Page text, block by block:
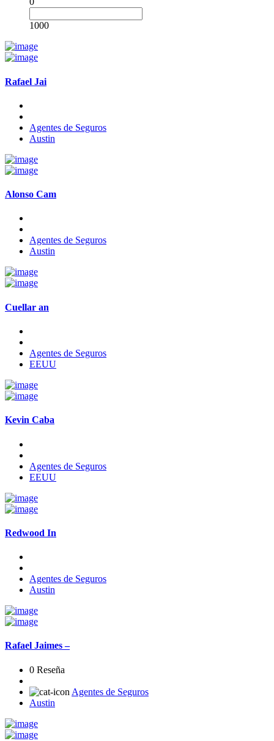
1000
Rafael Jai
Agentes de Seguros
Austin
Alonso Cam
Agentes de Seguros
Austin
Cuellar an
Agentes de Seguros
EEUU
Kevin Caba
Agentes de Seguros
EEUU
Redwood In
Agentes de Seguros
Austin
Rafael Jaimes –
0 Reseña
Agentes de Seguros
Austin